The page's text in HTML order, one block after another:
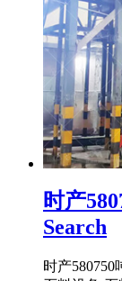
时产
Search
时产